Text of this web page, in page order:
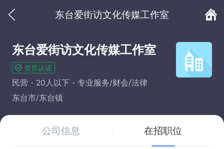
东台爱街访文化传媒工作室
东台爱街访文化传媒工作室
资质认证
民营 20人以下
专业服务/财会/法律
东台市/东台镇
公司信息 在招职位